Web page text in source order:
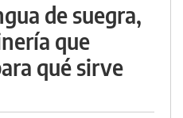
de suegra,
que
qué sirve